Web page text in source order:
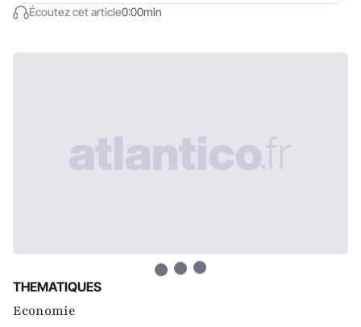
Écoutez cet article0:00min
THEMATIQUES
Economie